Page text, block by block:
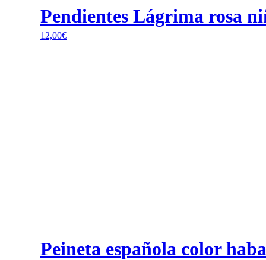
Pendientes Lágrima rosa
12,00€
Peineta española color